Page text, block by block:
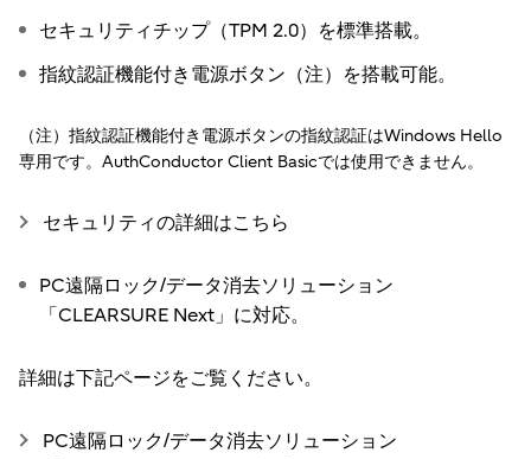
セキュリティチップ（TPM 2.0）を標準搭載。
指紋認証機能付き電源ボタン（注）を搭載可能。
（注）指紋認証機能付き電源ボタンの指紋認証はWindows Hello
専用です。AuthConductor Client Basicでは使用できません。
セキュリティの詳細はこちら
PC遠隔ロック/データ消去ソリューション
「CLEARSURE Next」に対応。
詳細は下記ページをご覧ください。
PC遠隔ロック/データ消去ソリューション